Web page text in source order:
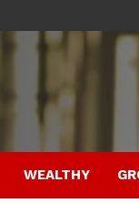
WEALTHY